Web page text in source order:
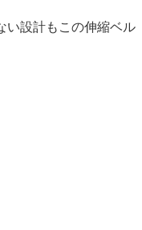
い設計もこの伸縮ベル